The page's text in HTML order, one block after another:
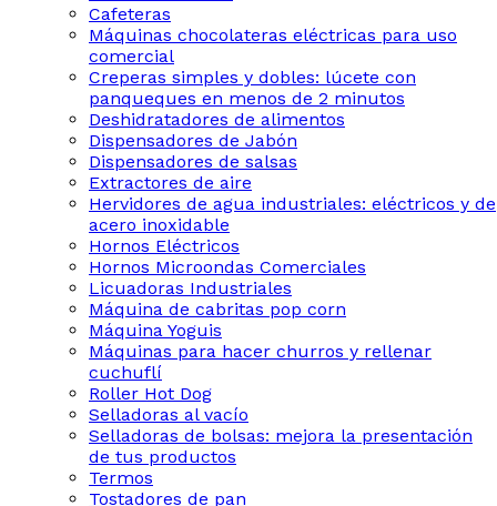
Cafeteras
Máquinas chocolateras eléctricas para uso
comercial
Creperas simples y dobles: lúcete con
panqueques en menos de 2 minutos
Deshidratadores de alimentos
Dispensadores de Jabón
Dispensadores de salsas
Extractores de aire
Hervidores de agua industriales: eléctricos y de
acero inoxidable
Hornos Eléctricos
Hornos Microondas Comerciales
Licuadoras Industriales
Máquina de cabritas pop corn
Máquina Yoguis
Máquinas para hacer churros y rellenar
cuchuflí
Roller Hot Dog
Selladoras al vacío
Selladoras de bolsas: mejora la presentación
de tus productos
Termos
Tostadores de pan